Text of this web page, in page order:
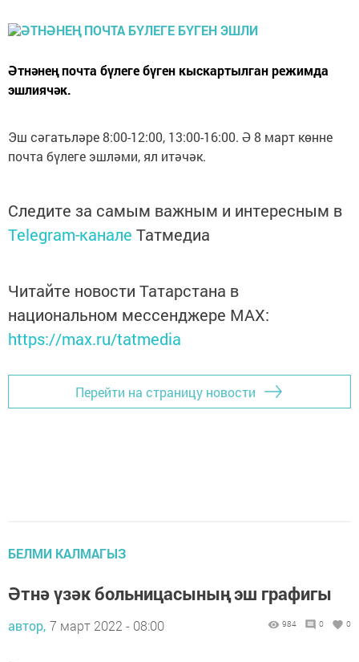
Әтнәнең почта бүлеге бүген кыскартылган режимда
эшлиячәк.
Эш сәгатьләре 8:00-12:00, 13:00-16:00. Ә 8 март көнне
почта бүлеге эшләми, ял итәчәк.
Следите за самым важным и интересным в
Telegram-канале Татмедиа
Читайте новости Татарстана в
национальном мессенджере MАХ:
https://max.ru/tatmedia
Перейти на страницу новости
БЕЛМИ КАЛМАГЫЗ
Әтнә үзәк больницасының эш графигы
автор, 7 март 2022 - 08:00 984 0 0